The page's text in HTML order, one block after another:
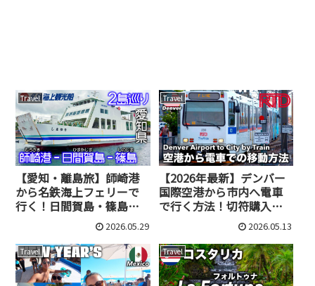
Travel
【愛知・離島旅】師崎港
から名鉄海上フェリーで
行く！日間賀島・篠島の
日帰り2島巡り満喫プラン
2026.05.29
Travel
【2026年最新】デンバー
国際空港から市内へ電車
で行く方法！切符購入〜
2026.05.13
Travel Travel